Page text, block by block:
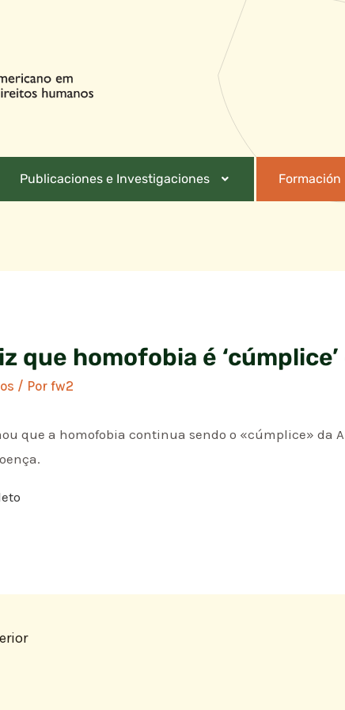
Publicaciones e Investigaciones Formación
que homofobia é
/ Porfw2
que a homofobia continua sendo o «cúmplice» da